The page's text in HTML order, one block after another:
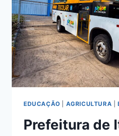
EDUCAÇÃO AGRICULTURA
Prefeitura de